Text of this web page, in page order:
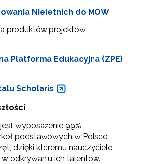
Nieletnich do MOW
produktów projektów
Platforma Edukacyjna (ZPE)
Scholaris
wyposażenie 99%
podstawowych w Polsce
dzięki któremu nauczyciele
odkrywaniu ich talentów.